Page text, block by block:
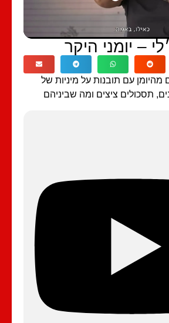
היקר
עם תובנות על מיניות של
ציצים ומה שביניהם